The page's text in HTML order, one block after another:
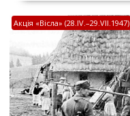
Акція «Вісла» (28.IV.–29.VII.1947)